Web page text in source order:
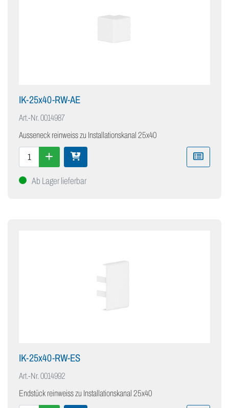
IK-25x40-RW-AE
Art.-Nr.0014987
Ausseneck reinweiss zu Installationskanal 25x40
Ab Lager lieferbar
IK-25x40-RW-ES
Art.-Nr.0014992
Endstück reinweiss zu Installationskanal 25x40